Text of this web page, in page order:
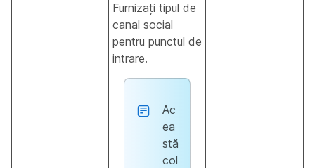
Furnizați tipul de
canal social
pentru punctul de
intrare.
Ac
ea
stă
col